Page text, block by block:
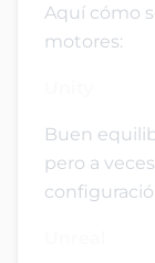
Aquí cómo
motores:
Buen
pero a